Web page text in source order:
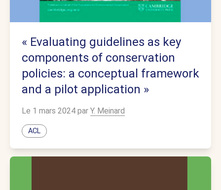
« Evaluating guidelines as key
components of conservation
policies: a conceptual framework
and a pilot application »
Le 1 mars 2024 par Y. Meinard
ACL